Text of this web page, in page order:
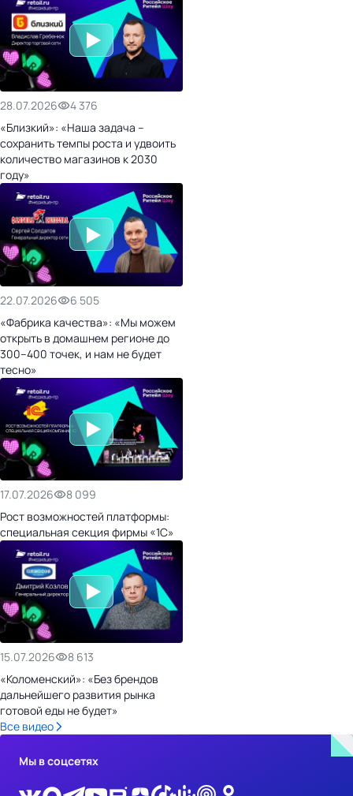
28.07.2026
4 376
«Близкий»: «Наша задача –
сохранить темпы роста и удвоить
количество магазинов к 2030
году»
22.07.2026
6 505
«Фабрика качества»: «Мы можем
открыть в домашнем регионе до
300–400 точек, и нам не будет
тесно»
17.07.2026
8 099
Рост возможностей платформы:
специальная секция фирмы «1С»
15.07.2026
8 613
«Коломенский»: «Без брендов
дальнейшего развития рынка
готовой еды не будет»
Все видео
Мы в соцсетях